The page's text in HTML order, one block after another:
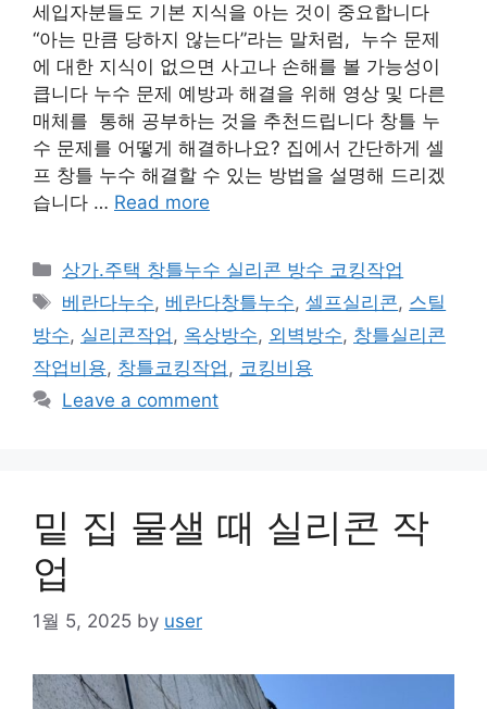
세입자분들도 기본 지식을 아는 것이 중요합니다
“아는 만큼 당하지 않는다”라는 말처럼, 누수 문제
에 대한 지식이 없으면 사고나 손해를 볼 가능성이
큽니다 누수 문제 예방과 해결을 위해 영상 및 다른
매체를 통해 공부하는 것을 추천드립니다 창틀 누
수 문제를 어떻게 해결하나요? 집에서 간단하게 셀
프 창틀 누수 해결할 수 있는 방법을 설명해 드리겠
습니다 … Read more
Categories
상가.주택 창틀누수 실리콘 방수 코킹작업
Tags
베란다누수, 베란다창틀누수,셀프실리콘, 스틸
방수, 실리콘작업, 옥상방수, 외벽방수, 창틀실리콘
작업비용, 창틀코킹작업, 코킹비용
Leave a comment
밑 집 물샐 때 실리콘 작
업
1월 5, 2025 by user